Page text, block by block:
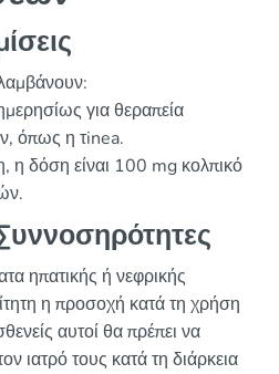
για θεραπεία
όπως η τinea.
η δόση είναι 100 mg κολπικό
ηπατικής ή νεφρικής
η προσοχή κατά τη χρήση
αυτοί θα πρέπει να
ιατρό τους κατά τη διάρκεια